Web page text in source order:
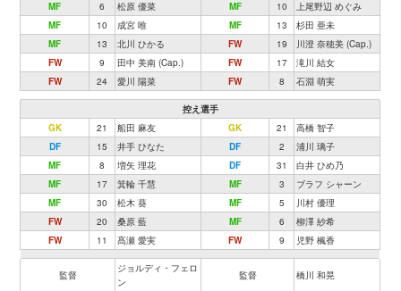
MF
6 松原 優菜 MF 10
上尾野辺 めぐみ
MF
10 成宮 唯 MF 13
杉田 亜未
MF
13 北川 ひかる FW 19
川澄 奈穂美 (Cap.)
FW
9 田中 美南 (Cap.) FW 17
滝川 結女
FW
24 愛川 陽菜 FW 8 石淵 萌実
控え選手
GK
21 船田 麻友 GK 21
高橋 智子
DF
15 井手 ひなた DF 2
浦川 璃子
MF
8 増矢 理花 DF 31
白井 ひめ乃
MF
17 箕輪 千慧 MF 3
ブラフ シャーン
MF
30 松木 葵 MF 5
川村 優理
FW
20 桑原 藍 MF 6
柳澤 紗希
FW
11 髙瀬 愛実 FW 9 児野 楓香
監督
ジョルディ・フェロ
ン
監督 橋川 和晃